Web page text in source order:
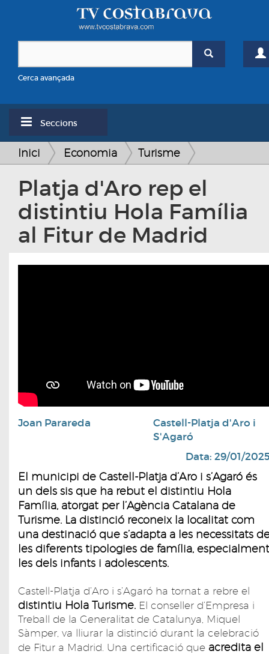
Cerca avançada
Seccions
Inici Economia Turisme
Platja d'Aro rep el
distintiu Hola Família
al Fitur de Madrid
Joan Parareda
Castell-Platja d'Aro i
S'Agaró
Data: 29/01/
El municipi de Castell-Platja d’Aro i s’Agaró és
un dels sis que ha rebut el distintiu Hola
Família, atorgat per l’Agència Catalana de
Turisme. La distinció reconeix la localitat com
una destinació que s’adapta a les necessitats
les diferents tipologies de família, especialment
les dels infants i adolescents.
Castell-Platja d’Aro i s’Agaró ha tornat a rebre el
distintiu Hola Turisme. El conseller d’Empresa i
Treball de la Generalitat de Catalunya, Miquel
Sàmper, va lliurar la distinció durant la celebració
de Fitur a Madrid. Una certificació que acredita el